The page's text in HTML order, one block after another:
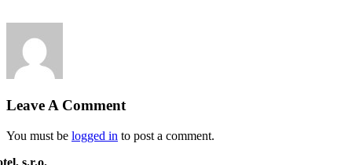
Leave A Comment
You must be logged in to post a comment.
s.r.o.